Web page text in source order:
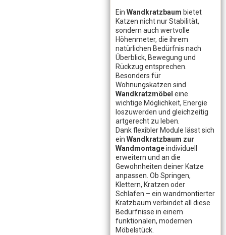
EinWandkratzbaum bietet
Katzen nicht nur Stabilität,
sondern auch wertvolle
Höhenmeter, die ihrem
natürlichen Bedürfnis nach
Überblick, Bewegung und
Rückzug entsprechen.
Besonders für
Wohnungskatzen sind
Wandkratzmöbel eine
wichtige Möglichkeit, Energie
loszuwerden und gleichzeitig
artgerecht zu leben.
Dank flexibler Module lässt sich
einWandkratzbaum zur
Wandmontageindividuell
erweitern und an die
Gewohnheiten deiner Katze
anpassen. Ob Springen,
Klettern, Kratzen oder
Schlafen – ein wandmontierter
Kratzbaum verbindet all diese
Bedürfnisse in einem
funktionalen, modernen
Möbelstück.